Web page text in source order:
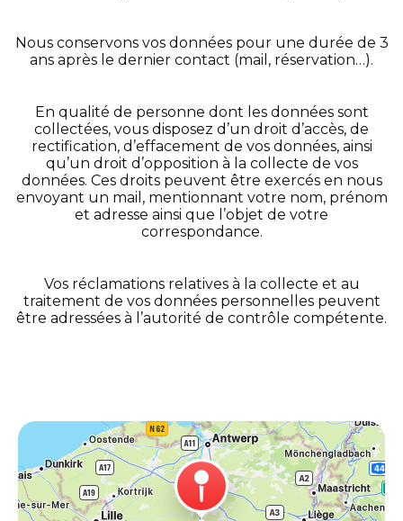
Nous conservons vos données pour une durée de 3
ans après le dernier contact (mail, réservation…).
En qualité de personne dont les données sont
collectées, vous disposez d’un droit d’accès, de
rectification, d’effacement de vos données, ainsi
qu’un droit d’opposition à la collecte de vos
données. Ces droits peuvent être exercés en nous
envoyant un mail, mentionnant votre nom, prénom
et adresse ainsi que l’objet de votre
correspondance.
Vos réclamations relatives à la collecte et au
traitement de vos données personnelles peuvent
être adressées à l’autorité de contrôle compétente.